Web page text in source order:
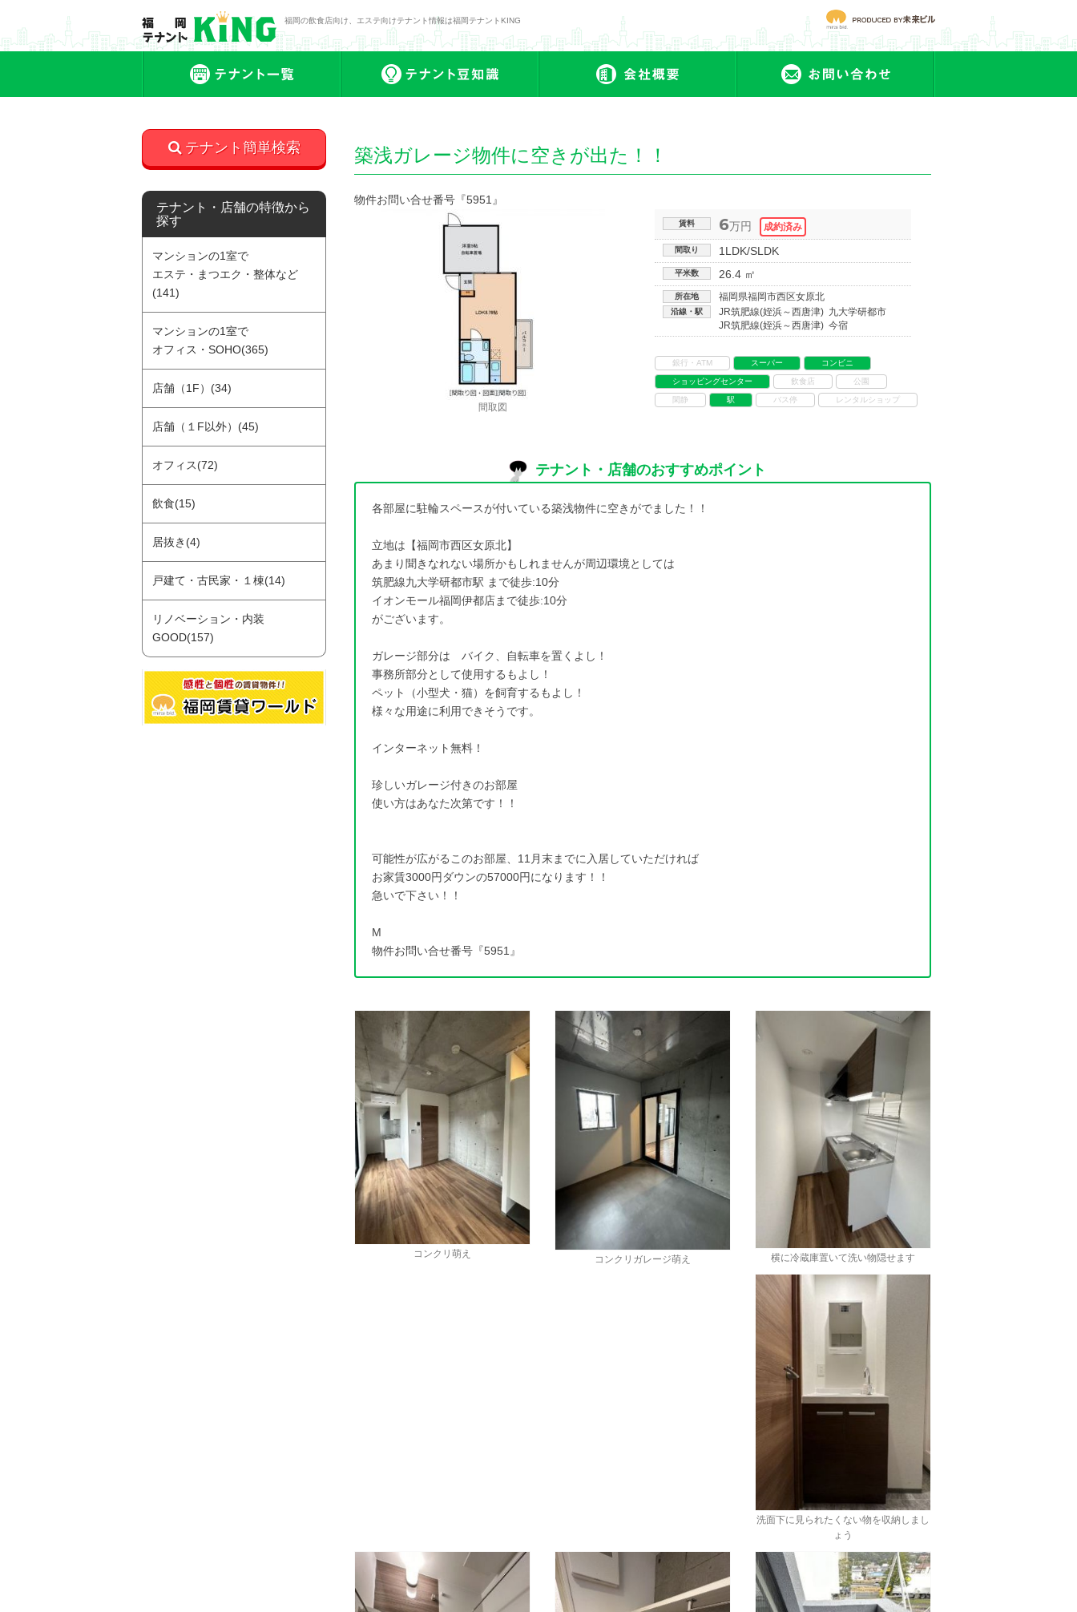
福岡の飲食店向け、エステ向けテナント情報は福岡テナントKING
テナント簡単検索
テナント・店舗の特徴から
探す
マンションの1室で
エステ・まつエク・整体など
(141)
マンションの1室で
オフィス・SOHO(365)
店舗（1F）(34)
店舗（１F以外）(45)
オフィス(72)
飲食(15)
居抜き(4)
戸建て・古民家・１棟(14)
リノベーション・内装
GOOD(157)
築浅ガレージ物件に空きが出た！！
物件お問い合せ番号『5951』
間取図
賃料 6万円
間取り 1LDK/SLDK
平米数 26.4 ㎡
所在地 福岡県福岡市西区女原北
沿線・駅
JR筑肥線(姪浜～西唐津) 九大学研都市
JR筑肥線(姪浜～西唐津) 今宿
銀行・ATM スーパー コンビニ
ショッピングセンター 飲食店 公園
閑静 駅 バス停 レンタルショップ
テナント・店舗のおすすめポイント
各部屋に駐輪スペースが付いている築浅物件に空きがでました！！
立地は【福岡市西区女原北】
あまり聞きなれない場所かもしれませんが周辺環境としては
筑肥線九大学研都市駅 まで徒歩:10分
イオンモール福岡伊都店まで徒歩:10分
がございます。
ガレージ部分は バイク、自転車を置くよし！
事務所部分として使用するもよし！
ペット（小型犬・猫）を飼育するもよし！
様々な用途に利用できそうです。
インターネット無料！
珍しいガレージ付きのお部屋
使い方はあなた次第です！！
可能性が広がるこのお部屋、11月末までに入居していただければ
お家賃3000円ダウンの57000円になります！！
急いで下さい！！
M
物件お問い合せ番号『5951』
コンクリ萌え コンクリガレージ萌え 横に冷蔵庫置いて洗い物隠せます
洗面下に見られたくない物を収納しまし
ょう